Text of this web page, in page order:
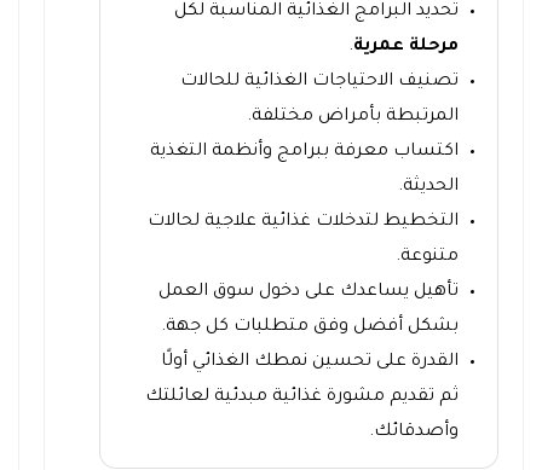
تحديد البرامج الغذائية المناسبة لكل
مرحلة عمرية.
تصنيف الاحتياجات الغذائية للحالات
المرتبطة بأمراض مختلفة.
اكتساب معرفة ببرامج وأنظمة التغذية
الحديثة.
التخطيط لتدخلات غذائية علاجية لحالات
متنوعة.
تأهيل يساعدك على دخول سوق العمل
بشكل أفضل وفق متطلبات كل جهة.
القدرة على تحسين نمطك الغذائي أولًا
ثم تقديم مشورة غذائية مبدئية لعائلتك
وأصدقائك.